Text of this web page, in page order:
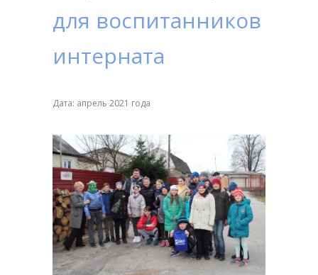
для воспитанников
интерната
Дата: апрель 2021 года